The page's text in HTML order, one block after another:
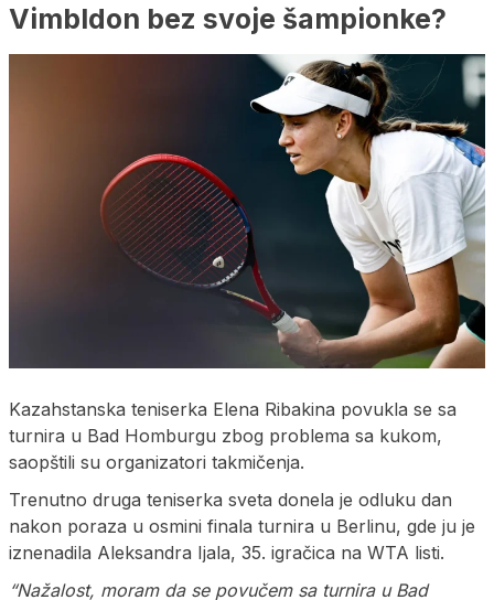
Vimbldon bez svoje šampionke?
Kazahstanska teniserka Elena Ribakina povukla se sa
turnira u Bad Homburgu zbog problema sa kukom,
saopštili su organizatori takmičenja.
Trenutno druga teniserka sveta donela je odluku dan
nakon poraza u osmini finala turnira u Berlinu, gde ju je
iznenadila Aleksandra Ijala, 35. igračica na WTA listi.
“Nažalost, moram da se povučem sa turnira u Bad